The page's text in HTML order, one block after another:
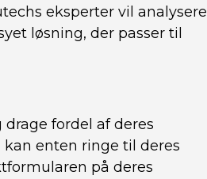
eksperter vil analysere
løsning, der passer til
fordel af deres
enten ringe til deres
på deres